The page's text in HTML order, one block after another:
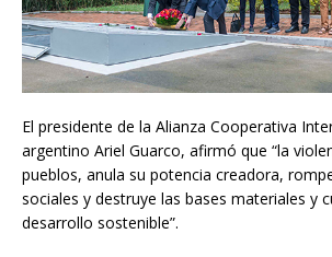
El presidente de la Alianza Cooperativa
argentino Ariel Guarco, afirmó que “la
pueblos, anula su potencia creadora,
sociales y destruye las bases materiales y
desarrollo sostenible”.